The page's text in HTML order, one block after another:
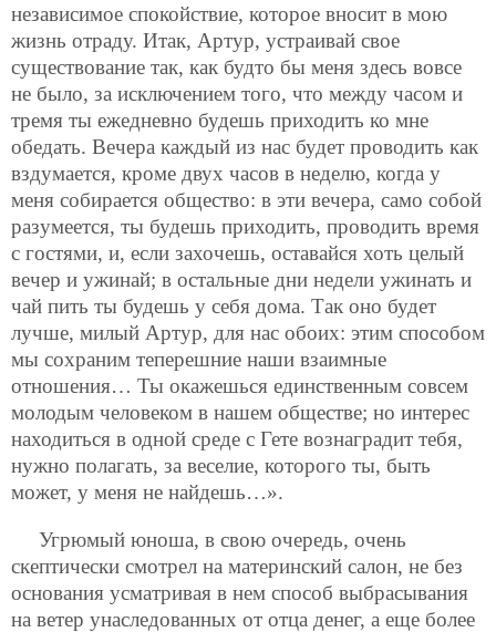
независимое спокойствие, которое вносит в мою
жизнь отраду. Итак, Артур, устраивай свое
существование так, как будто бы меня здесь вовсе
не было, за исключением того, что между часом и
тремя ты ежедневно будешь приходить ко мне
обедать. Вечера каждый из нас будет проводить как
вздумается, кроме двух часов в неделю, когда у
меня собирается общество: в эти вечера, само собой
разумеется, ты будешь приходить, проводить время
с гостями, и, если захочешь, оставайся хоть целый
вечер и ужинай; в остальные дни недели ужинать и
чай пить ты будешь у себя дома. Так оно будет
лучше, милый Артур, для нас обоих: этим способом
мы сохраним теперешние наши взаимные
отношения… Ты окажешься единственным совсем
молодым человеком в нашем обществе; но интерес
находиться в одной среде с Гете вознаградит тебя,
нужно полагать, за веселие, которого ты, быть
может, у меня не найдешь…».
Угрюмый юноша, в свою очередь, очень
скептически смотрел на материнский салон, не без
основания усматривая в нем способ выбрасывания
на ветер унаследованных от отца денег, а еще более